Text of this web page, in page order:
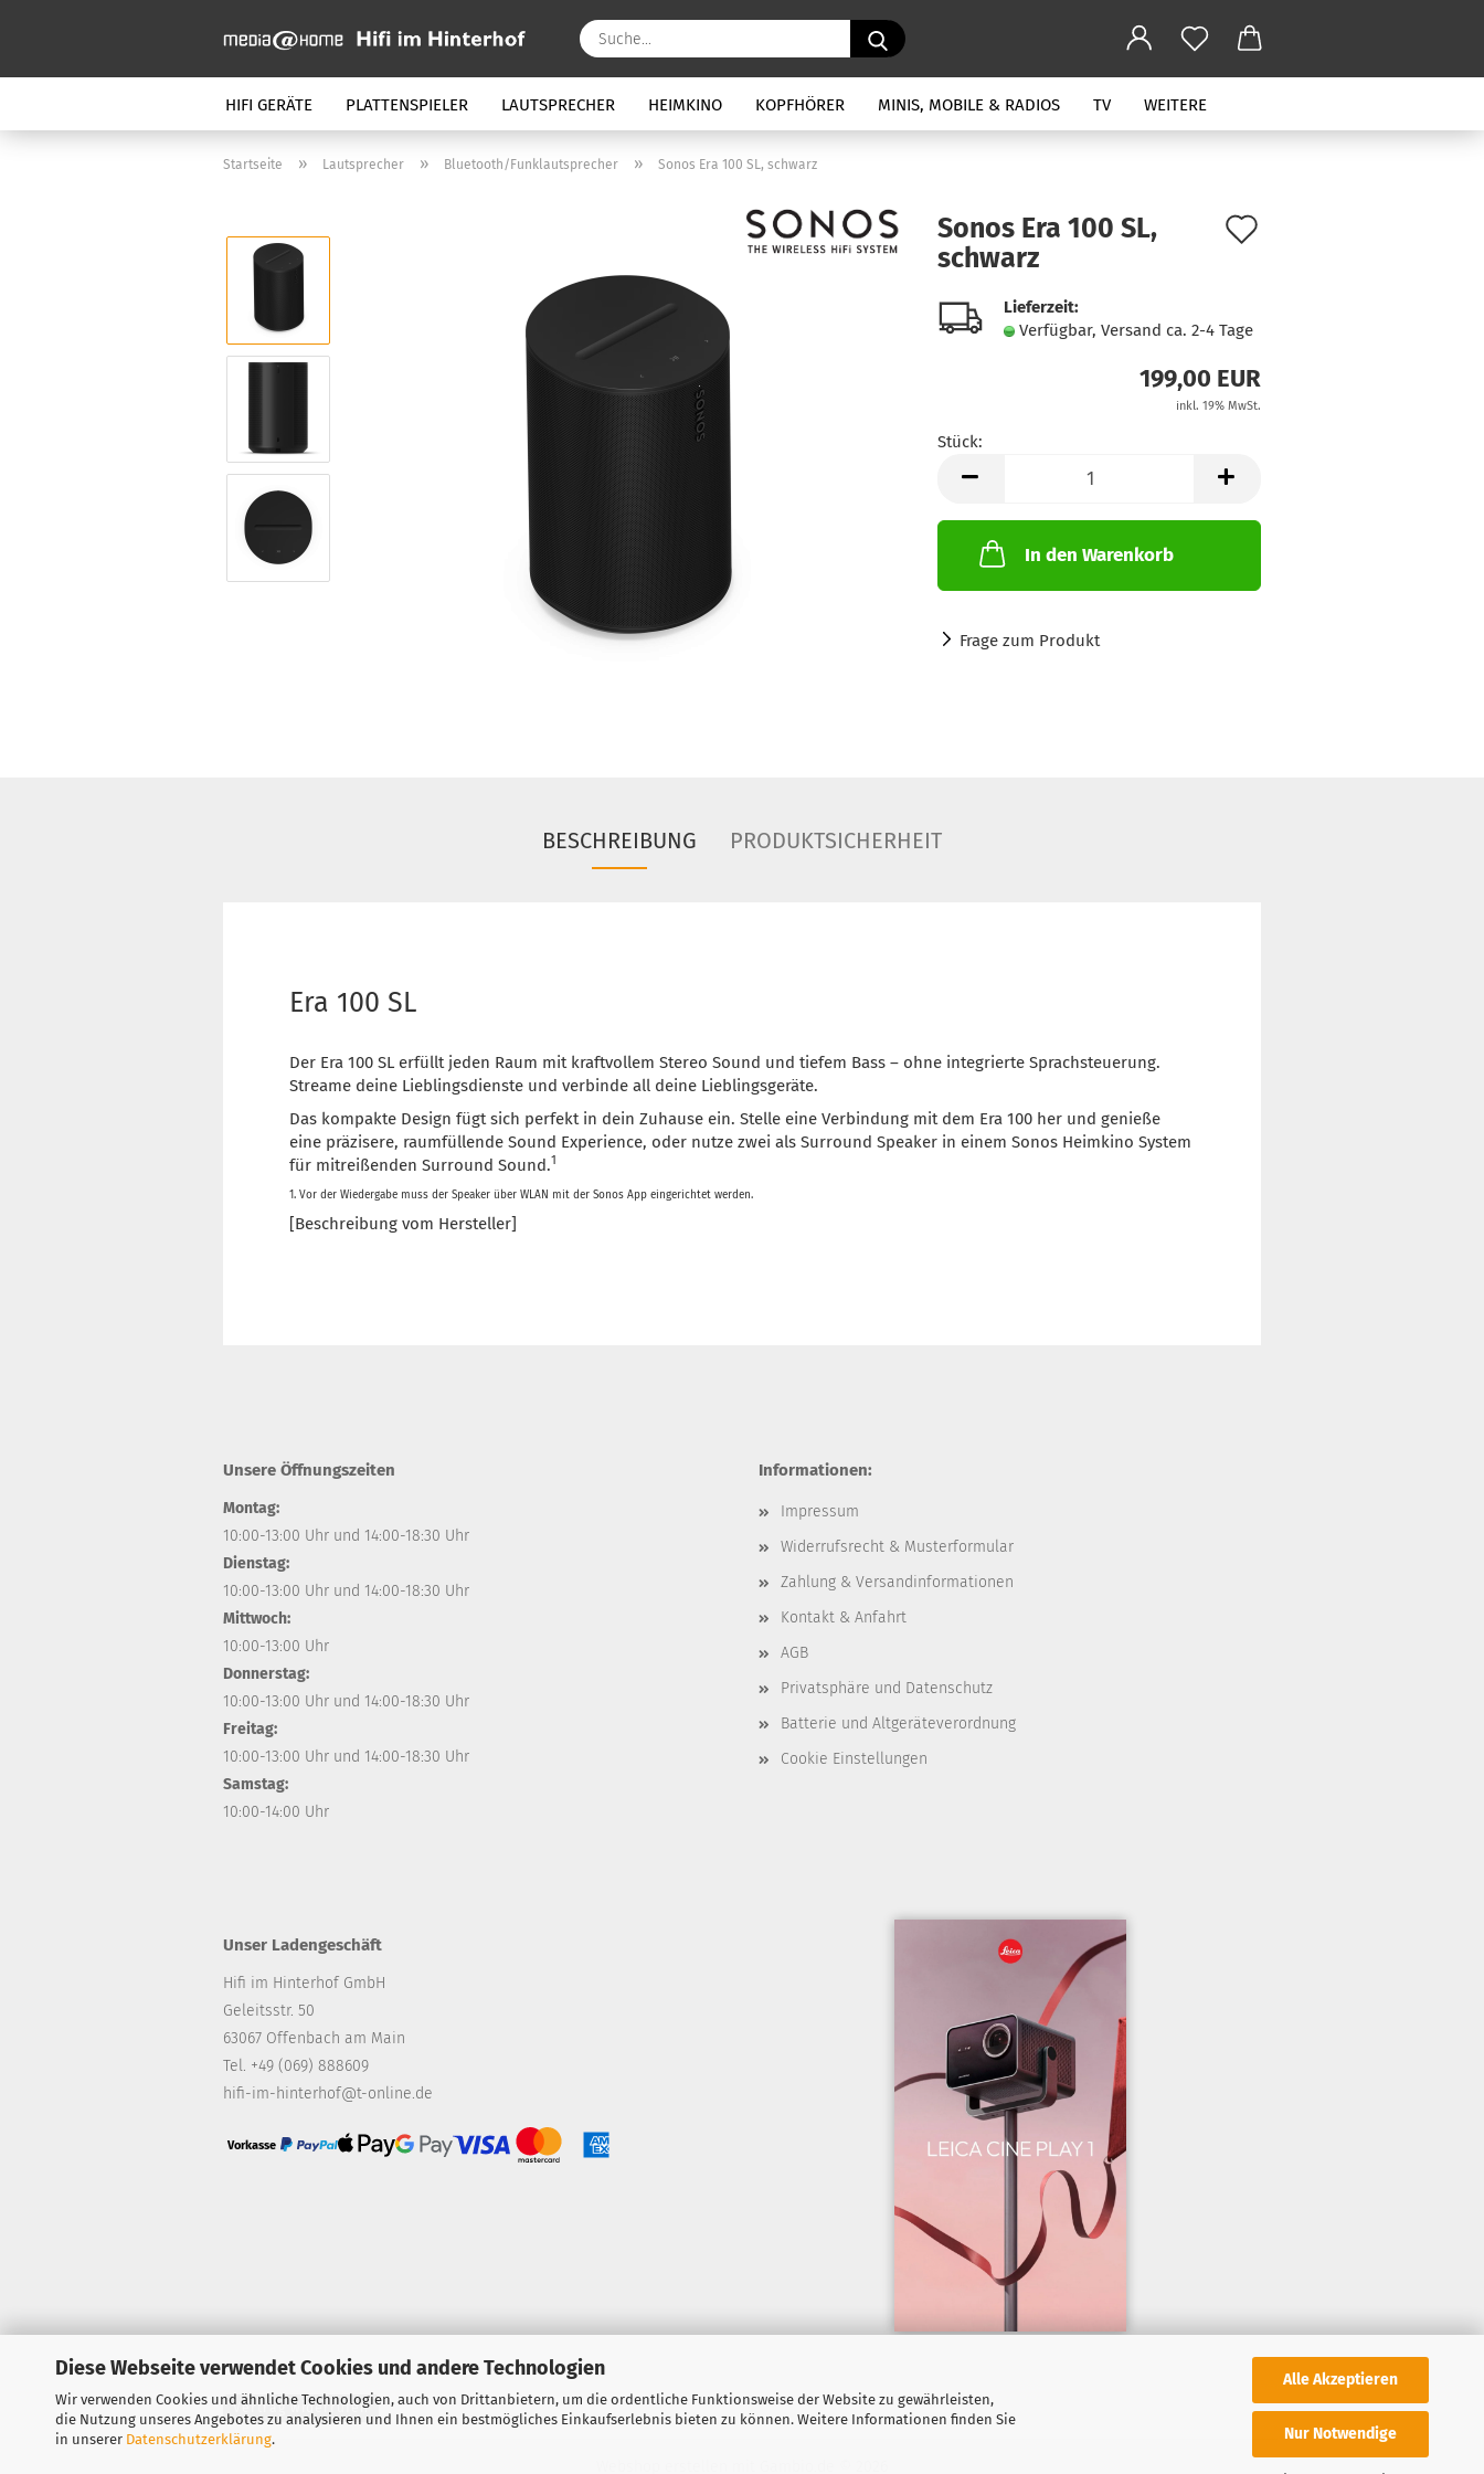
Diese Webseite verwendet Cookies und andere Technologien
Wir verwenden Cookies und ähnliche Technologien, auch von Drittanbietern, um die ordentliche Funktionsweise der Website zu gewährleisten,
die Nutzung unseres Angebotes zu analysieren und Ihnen ein bestmögliches Einkaufserlebnis bieten zu können. Weitere Informationen finden Sie
in unserer Datenschutzerklärung.
Alle Akzeptieren
Nur Notwendige
Suche...
HIFI GERÄTE PLATTENSPIELER LAUTSPRECHER HEIMKINO KOPFHÖRER MINIS, MOBILE & RADIOS TV WEITERE
Startseite » Lautsprecher » Bluetooth/Funklautsprecher » Sonos Era 100 SL, schwarz
Sonos Era 100 SL,
schwarz
Lieferzeit:
Verfügbar, Versand ca. 2-4 Tage
199,00 EUR
inkl. 19% MwSt.
Stück:
Stück
In den Warenkorb
Frage zum Produkt
BESCHREIBUNG PRODUKTSICHERHEIT
Era 100 SL
Der Era 100 SL erfüllt jeden Raum mit kraftvollem Stereo Sound und tiefem Bass – ohne integrierte Sprachsteuerung.
Streame deine Lieblingsdienste und verbinde all deine Lieblingsgeräte.
Das kompakte Design fügt sich perfekt in dein Zuhause ein. Stelle eine Verbindung mit dem Era 100 her und genieße
eine präzisere, raumfüllende Sound Experience, oder nutze zwei als Surround Speaker in einem Sonos Heimkino System
für mitreißenden Surround Sound.1
1. Vor der Wiedergabe muss der Speaker über WLAN mit der Sonos App eingerichtet werden.
[Beschreibung vom Hersteller]
Unsere Öffnungszeiten
Montag:
10:00-13:00 Uhr und 14:00-18:30 Uhr
Dienstag:
10:00-13:00 Uhr und 14:00-18:30 Uhr
Mittwoch:
10:00-13:00 Uhr
Donnerstag:
10:00-13:00 Uhr und 14:00-18:30 Uhr
Freitag:
10:00-13:00 Uhr und 14:00-18:30 Uhr
Samstag:
10:00-14:00 Uhr
Informationen:
Impressum
Widerrufsrecht & Musterformular
Zahlung & Versandinformationen
Kontakt & Anfahrt
AGB
Privatsphäre und Datenschutz
Batterie und Altgeräteverordnung
Cookie Einstellungen
Unser Ladengeschäft
Hifi im Hinterhof GmbH
Geleitsstr. 50
63067 Offenbach am Main
Tel. +49 (069) 888609
hifi-im-hinterhof@t-online.de
Vorkasse
Vertrag widerrufen